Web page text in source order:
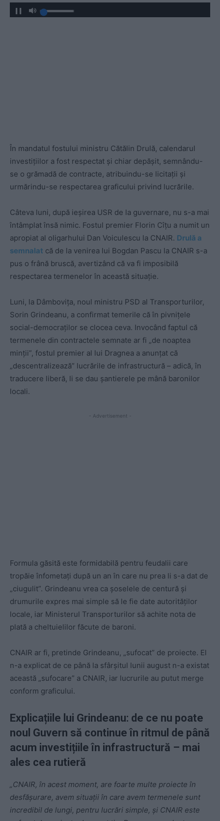
În mandatul fostului ministru Cătălin Drulă, calendarul
investițiilor a fost respectat și chiar depășit, semnându-
se o grămadă de contracte, atribuindu-se licitații și
urmărindu-se respectarea graficului privind lucrările.
Câteva luni, după ieșirea USR de la guvernare, nu s-a mai
întâmplat însă nimic. Fostul premier Florin Cîțu a numit un
apropiat al oligarhului Dan Voiculescu la CNAIR. Drulă a
semnalat că de la venirea lui Bogdan Pascu la CNAIR s-a
pus o frână bruscă, avertizând că va fi imposibilă
respectarea termenelor în această situație.
Luni, la Dâmbovița, noul ministru PSD al Transporturilor,
Sorin Grindeanu, a confirmat temerile că în pivnițele
social-democraților se clocea ceva. Invocând faptul că
termenele din contractele semnate ar fi „de noaptea
minții”, fostul premier al lui Dragnea a anunțat că
„descentralizează” lucrările de infrastructură – adică, în
traducere liberă, li se dau șantierele pe mână baronilor
locali.
- Advertisement -
Formula găsită este formidabilă pentru feudalii care
tropăie înfometați după un an în care nu prea li s-a dat de
„ciugulit”. Grindeanu vrea ca șoselele de centură și
drumurile expres mai simple să le fie date autorităților
locale, iar Ministerul Transporturilor să achite nota de
plată a cheltuielilor făcute de baroni.
CNAIR ar fi, pretinde Grindeanu, „sufocat” de proiecte. El
n-a explicat de ce până la sfârșitul lunii august n-a existat
această „sufocare” a CNAIR, iar lucrurile au putut merge
conform graficului.
Explicațiile lui Grindeanu: de ce nu poate
noul Guvern să continue în ritmul de până
acum investițiile în infrastructură – mai
ales cea rutieră
„CNAIR, în acest moment, are foarte multe proiecte în
desfăşurare, avem situaţii în care avem termenele sunt
incredibil de lungi, pentru lucrări simple, şi CNAIR este